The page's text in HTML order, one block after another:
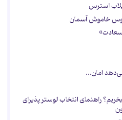
استرس
خاموش آسمان
امان...
راهنمای انتخاب لوستر پذیرای